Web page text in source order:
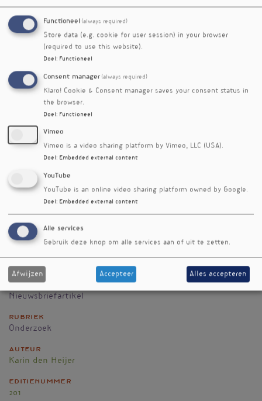
tailleomtrek en BMI. Ook hier werd gebruik
gemaakt de nieuwe stabielere analyse van (in
dit geval 2 cm) hoofdhaar voor het meten van
cortisol over twee maanden. Door fluctuatie van
bloed, speeksel of urine niet betrouwbaar. Uit
een retrospectieve longitudinale analyse over
vier jaar bleken hoge cortisolspiegels ook
significant geassocieerd met het meer dan vier
jaar voortduren van obesitas bij ouderen.
adiposity in a population-based sample of 2,527 men and
women aged 54 to 87 years. Obesity. Maart 2017
25(3):539-544 doi:10.1002/oby.21733
glucocorticoid concentrations as a risk factor for
childhood obesity and adverse body-fat distribution. Int
J Obes (Lond). Okt. 2016;40(10):1503-1509 doi:
10.1038/ijo.2016.113
Nieuwsbriefartikel
Rubriek
Onderzoek
Auteur
Karin den Heijer
Editienummer
201
Functioneel (always required)
Store data (e.g. cookie for user session) in your browser
(required to use this website).
Doel : Functioneel
Consent manager (always required)
Klaro! Cookie & Consent manager saves your consent status in
the browser.
Doel : Functioneel
Vimeo
Vimeo is a video sharing platform by Vimeo, LLC (USA).
Doel : Embedded external content
YouTube
YouTube is an online video sharing platform owned by Google.
Doel : Embedded external content
Alle services
Gebruik deze knop om alle services aan of uit te zetten.
Afwijzen Accepteer Alles accepteren